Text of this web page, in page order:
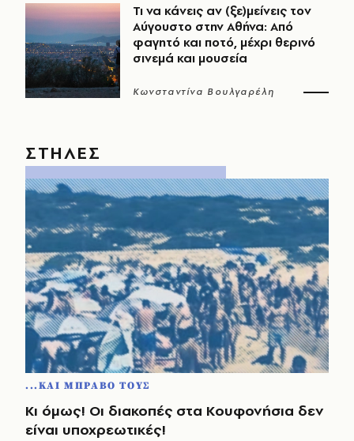
Τι να κάνεις αν (ξε)μείνεις τον
Αύγουστο στην Αθήνα: Από
φαγητό και ποτό, μέχρι θερινό
σινεμά και μουσεία
Κωνσταντίνα Βουλγαρέλη
ΣΤΗΛΕΣ
...ΚΑΙ ΜΠΡΑΒΟ ΤΟΥΣ
Κι όμως! Οι διακοπές στα Κουφονήσια δεν
είναι υποχρεωτικές!